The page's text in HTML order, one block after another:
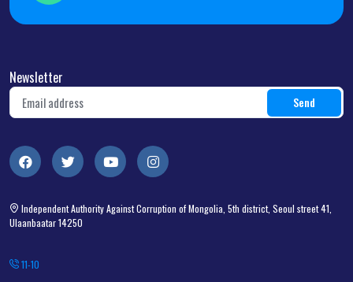
Newsletter
Independent Authority Against Corruption of Mongolia, 5th district, Seoul street 41,
Ulaanbaatar 14250
11-10